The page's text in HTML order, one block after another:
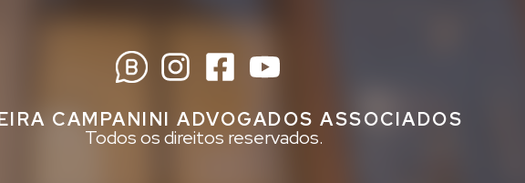
CAMPANINI ADVOGADOS ASSOCIADOS
Todos os direitos reservados.